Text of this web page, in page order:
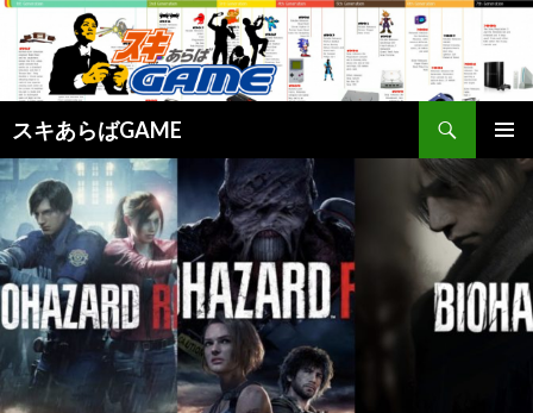
スキあらばGAME
索
メインメ
ニュー
ン
テ
ン
ツ
ス
キ
ッ